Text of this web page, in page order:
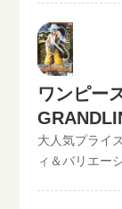
取査定可能!!
す。下記のよ
といまる。開
査定金額に納
ムからお申込
キットが届い
け。自宅から
れます！宅配
買取り可能で
料です。JAN
取中！！2022/
が遅れている
は全て最新の
ください。》
GRANDLINE
買取価格は
ワンピー
取価格
大人気プライ
ィ＆バリエー